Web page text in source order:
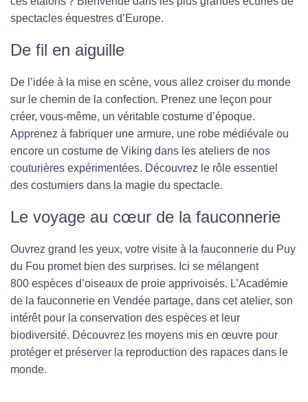
spectacles équestres d’Europe.
De fil en aiguille
De l’idée à la mise en scène, vous allez croiser du monde
sur le chemin de la confection. Prenez une leçon pour
créer, vous-même, un véritable costume d’époque.
Apprenez à fabriquer une armure, une robe médiévale ou
encore un costume de Viking dans les ateliers de nos
couturières expérimentées. Découvrez le rôle essentiel
des costumiers dans la magie du spectacle.
Le voyage au cœur de la fauconnerie
Ouvrez grand les yeux, votre visite à la fauconnerie du Puy
du Fou promet bien des surprises. Ici se mélangent
800 espèces d’oiseaux de proie apprivoisés. L’Académie
de la fauconnerie en Vendée partage, dans cet atelier, son
intérêt pour la conservation des espèces et leur
biodiversité. Découvrez les moyens mis en œuvre pour
protéger et préserver la reproduction des rapaces dans le
monde.